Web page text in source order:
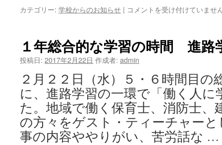
カテゴリー: 学校からのお知らせ | 全
会
は
コメントを受け付けていませ
１年総合的な学習の時間 進路
投稿日: 2017年2月22日 作成者: admin
２月２２日（水）５・６時間目の
に、進路学習の一環で「働く人
た。地域で働く保育士、消防士、
の方々をゲスト・ティーチャー
事の内容ややりがい、苦労話な …